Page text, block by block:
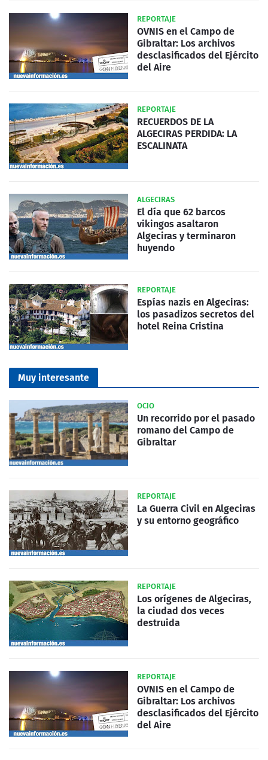
REPORTAJE
OVNIS en el Campo de
Gibraltar: Los archivos
desclasificados del Ejército
del Aire
REPORTAJE
RECUERDOS DE LA
ALGECIRAS PERDIDA: LA
ESCALINATA
ALGECIRAS
El día que 62 barcos
vikingos asaltaron
Algeciras y terminaron
huyendo
REPORTAJE
Espías nazis en Algeciras:
los pasadizos secretos del
hotel Reina Cristina
Muy interesante
OCIO
Un recorrido por el pasado
romano del Campo de
Gibraltar
REPORTAJE
La Guerra Civil en Algeciras
y su entorno geográfico
REPORTAJE
Los orígenes de Algeciras,
la ciudad dos veces
destruida
REPORTAJE
OVNIS en el Campo de
Gibraltar: Los archivos
desclasificados del Ejército
del Aire